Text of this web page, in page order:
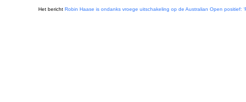
Het bericht Robin Haase is ondanks vroege uitschakeling op de Australian Open positief: